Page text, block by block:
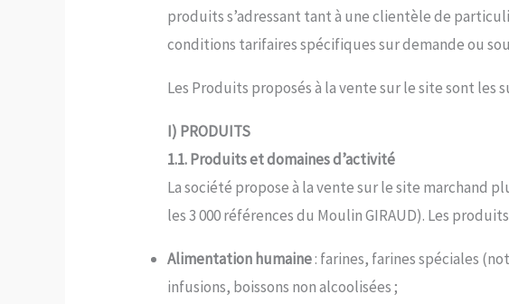
produits s’adressant tant à une clientèle de
conditions tarifaires spécifiques sur demande ou
Les Produits proposés à la vente sur le site sont les
I) PRODUITS
1.1. Produits et domaines d’activité
La société propose à la vente sur le site marchand
les 3 000 références du Moulin GIRAUD). Les
Alimentation humaine: farines, farines spéciales
infusions, boissons non alcoolisées ;